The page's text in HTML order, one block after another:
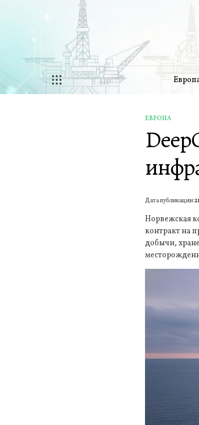
ОПУБЛИКОВАНО
В
ЕВРОПА
Дата публикации:
Норвежская
контракт на
добычи,